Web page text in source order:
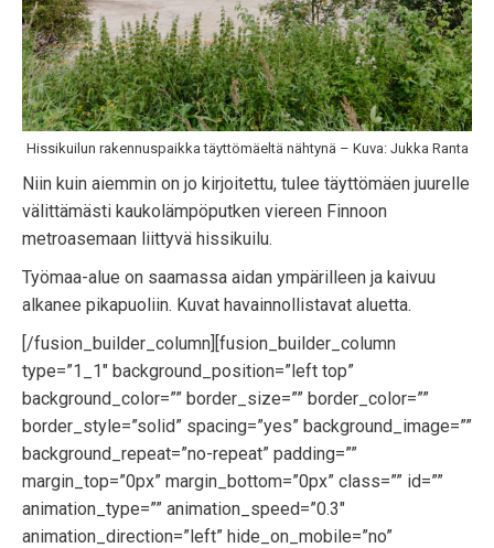
Hissikuilun rakennuspaikka täyttömäeltä nähtynä – Kuva: Jukka Ranta
Niin kuin aiemmin on jo kirjoitettu, tulee täyttömäen juurelle
välittämästi kaukolämpöputken viereen Finnoon
metroasemaan liittyvä hissikuilu.
Työmaa-alue on saamassa aidan ympärilleen ja kaivuu
alkanee pikapuoliin. Kuvat havainnollistavat aluetta.
[/fusion_builder_column][fusion_builder_column
type=”1_1″ background_position=”left top”
background_color=”” border_size=”” border_color=””
border_style=”solid” spacing=”yes” background_image=””
background_repeat=”no-repeat” padding=””
margin_top=”0px” margin_bottom=”0px” class=”” id=””
animation_type=”” animation_speed=”0.3″
animation_direction=”left” hide_on_mobile=”no”